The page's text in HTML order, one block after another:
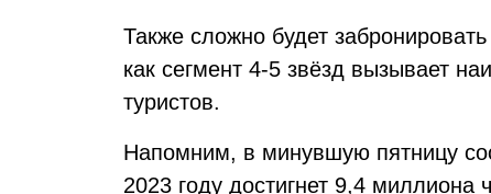
Также сложно будет
как сегмент 4-5 звёзд вызывает
туристов.
Напомним, в минувшую пятницу
2023 году достигнет 9,4 миллиона